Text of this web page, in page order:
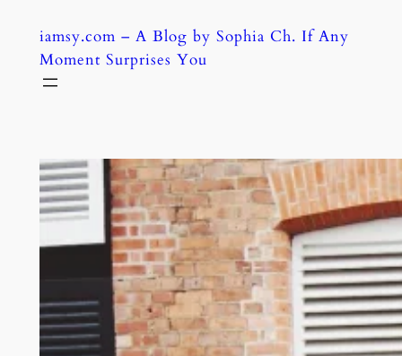
content
iamsy.com – A Blog by Sophia Ch. If Any
Moment Surprises You